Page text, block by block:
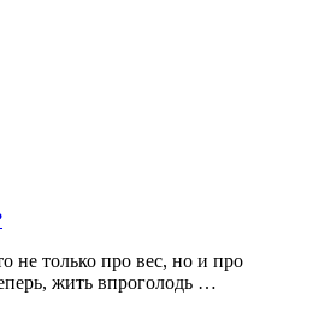
не только про вес, но и про
жить впроголодь …